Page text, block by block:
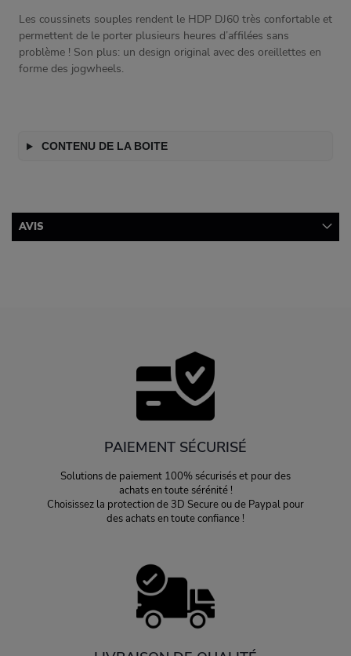
Les coussinets souples rendent le HDP DJ60 très confortable et
permettent de le porter plusieurs heures d’affilées sans
problème ! Son plus: un design original avec des oreillettes en
forme des jogwheels.
CONTENU DE LA BOITE
AVIS
PAIEMENT SÉCURISÉ
Solutions de paiement 100% sécurisés et pour des
achats en toute sérénité !
Choisissez la protection de 3D Secure ou de Paypal pour
des achats en toute confiance !